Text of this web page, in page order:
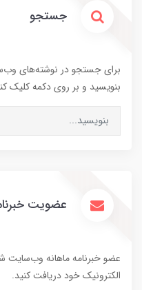
جستجو
برای جستجو در نوشته‌های
بنویسید و بر روی دکمه کلیک
عضویت
عضو خبرنامه ماهانه وب‌سایت
الکترونیک خود دریافت کنید.